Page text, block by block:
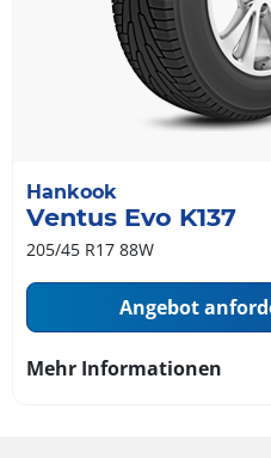
Hankook
Ventus Evo K137
205/45 R17 88W
Angebot
Mehr Informationen